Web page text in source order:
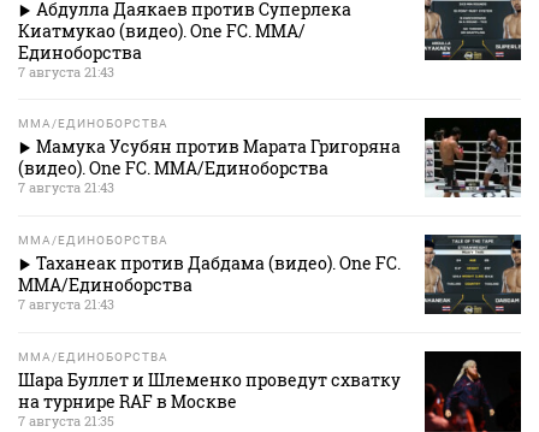
Абдулла Даякаев против Суперлека
Киатмукао (видео). One FC. MMA/
Единоборства
7 августа 21:43
MMA/ЕДИНОБОРСТВА
Мамука Усубян против Марата Григоряна
(видео). One FC. MMA/Единоборства
7 августа 21:43
MMA/ЕДИНОБОРСТВА
Таханеак против Дабдама (видео). One FC.
MMA/Единоборства
7 августа 21:43
MMA/ЕДИНОБОРСТВА
Шара Буллет и Шлеменко проведут схватку
на турнире RAF в Москве
7 августа 21:35